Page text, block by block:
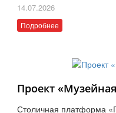
14.07.2026
Подробнее
Проект
Столичная платформа